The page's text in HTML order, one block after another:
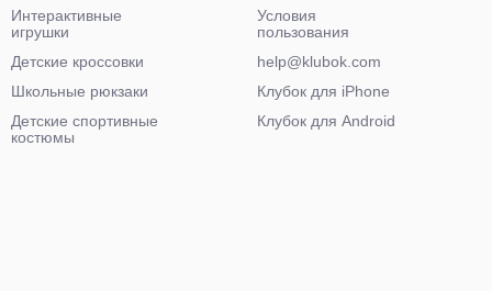
Интерактивные
игрушки
Детские кроссовки
Школьные рюкзаки
Детские спортивные
костюмы
Условия
пользования
help@klubok.com
Клубок для iPhone
Клубок для Android